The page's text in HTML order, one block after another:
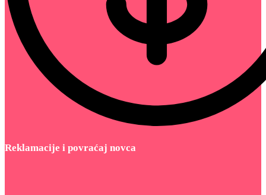
Reklamacije i povraćaj novca